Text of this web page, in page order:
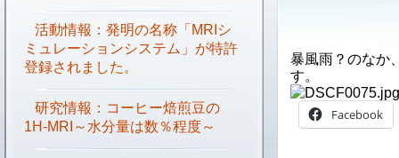
活動情報：発明の名称「MRIシ
ミュレーションシステム」が特許
登録されました。
研究情報：コーヒー焙煎豆の
1H-MRI～水分量は数％程度～
暴風雨？のなか
す。
Facebook